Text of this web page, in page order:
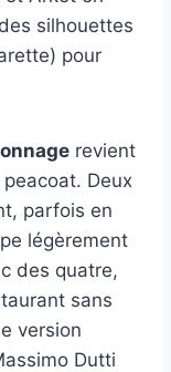
silhouettes
pour
revient
Deux
parfois en
légèrement
des quatre,
sans
version
Dutti